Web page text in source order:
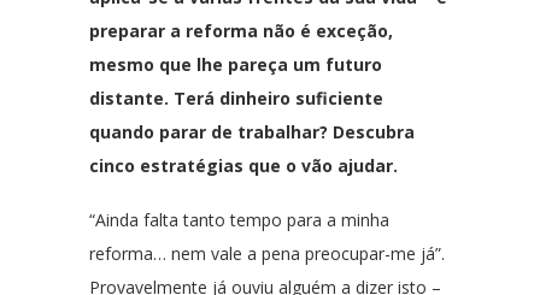
preparar a reforma não é exceção,
mesmo que lhe pareça um futuro
distante. Terá dinheiro suficiente
quando parar de trabalhar? Descubra
cinco estratégias que o vão ajudar.
“Ainda falta tanto tempo para a minha
reforma… nem vale a pena preocupar-me já”.
Provavelmente já ouviu alguém a dizer isto –